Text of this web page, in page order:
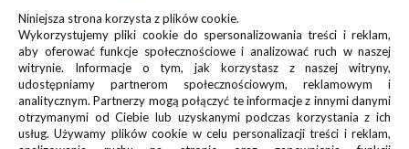
Zapisz się do newslettera, by otrzymywać informacje o
promocjach i nowościach
Niniejsza strona korzysta z plików cookie.
Wykorzystujemy pliki cookie do spersonalizowania treści i reklam,
aby oferować funkcje społecznościowe i analizować ruch w naszej
witrynie. Informacje o tym, jak korzystasz z naszej witryny,
udostępniamy partnerom społecznościowym, reklamowym i
analitycznym. Partnerzy mogą połączyć te informacje z innymi danymi
otrzymanymi od Ciebie lub uzyskanymi podczas korzystania z ich
usług. Używamy plików cookie w celu personalizacji treści i reklam,